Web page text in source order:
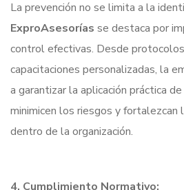
La prevención no se limita a la
ExproAsesorías se destaca por
control efectivas. Desde
capacitaciones personalizadas, la
a garantizar la aplicación práctica
minimicen los riesgos y fortalezcan
dentro de la organización.
4. Cumplimiento Normativo: